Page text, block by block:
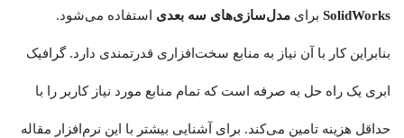
SolidWorks برای مدل‌سازی‌های سه بعدی استفاده می‌شود.
بنابراین کار با آن نیاز به منابع سخت‌افزاری قدرتمندی دارد. گرافیک
ابری یک راه حل به صرفه است که تمام منابع مورد نیاز کاربر را با
حداقل هزینه تامین می‌کند. برای آشنایی بیشتر با این نرم‌افزار مقاله